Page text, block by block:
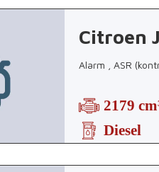
Citroen
Alarm , ASR
2179
Diesel